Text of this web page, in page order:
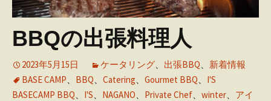
BBQの出張料理人
2023年5月15日 ケータリング 出張BBQ
新着情報
BASE CAMP
BBQ Catering Gourmet BBQ
I'S
BASECAMP BBQ
I'S NAGANO Private Chef winter
アイ